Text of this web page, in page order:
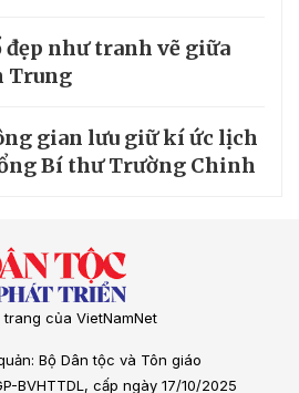
đẹp như tranh vẽ giữa
Trung
gian lưu giữ kí ức lịch
Bí thư Trường Chinh
của VietNamNet
Bộ Dân tộc và Tôn giáo
BVHTTDL, cấp ngày 17/10/2025